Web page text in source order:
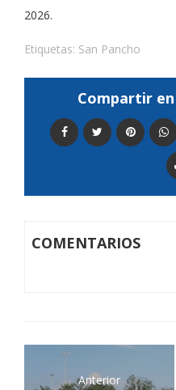
2026.
Etiquetas: San Pancho
Compartir
COMENTARIOS
Anterior